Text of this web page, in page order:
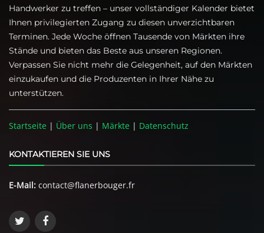
Handwerker zu treffen – unser vollständiger Kalender bietet
Ihnen privilegierten Zugang zu diesen unverzichtbaren
Terminen. Jede Woche öffnen Tausende von Märkten ihre
Stände und bieten das Beste aus unseren Regionen.
Verpassen Sie nicht mehr die Gelegenheit, auf den Märkten
einzukaufen und die Produzenten in Ihrer Nähe zu
unterstützen.
Startseite | Über uns | Märkte | Datenschutz
KONTAKTIEREN SIE UNS
E-Mail: contact@flanerbouger.fr